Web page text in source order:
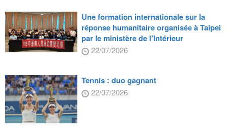
Une formation internationale sur la
réponse humanitaire organisée à Taipei
par le ministère de l’Intérieur
22/07/2026
Tennis : duo gagnant
22/07/2026